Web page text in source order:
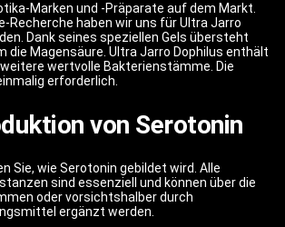
Marken und -Präparate auf dem Markt.
Recherche haben wir uns für Ultra Jarro
Dank seines speziellen Gels übersteht
die Magensäure. Ultra Jarro Dophilus enthält
wertvolle Bakterienstämme. Die
erforderlich.
von Serotonin
Sie, wie Serotonin gebildet wird. Alle
sind essenziell und können über die
oder vorsichtshalber durch
ergänzt werden.